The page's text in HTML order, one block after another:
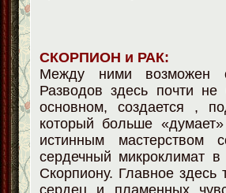
СКОРПИОН и РАК:
Между ними возможен
Разводов здесь почти
основном, создается ,
который больше
истинным мастерством
сердечный микроклимат
Скорпиону. Главное здесь
сердец и пламенных